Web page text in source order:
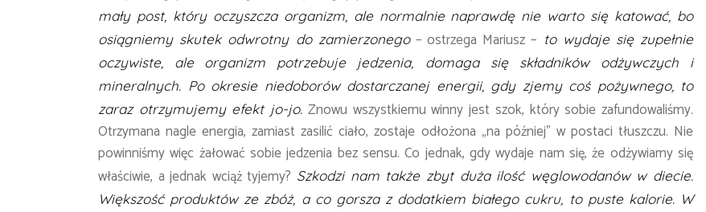
mały post, który oczyszcza organizm, ale normalnie naprawdę nie warto się katować, bo
osiągniemy skutek odwrotny do zamierzonego– ostrzega Mariusz – to wydaje się zupełnie
oczywiste, ale
organizm potrzebuje jedzenia, domaga się składników odżywczych i
mineralnych. Po okresie niedoborów dostarczanej energii, gdy zjemy coś pożywnego, to
zaraz otrzymujemy efekt jo-jo. Znowu wszystkiemu winny jest szok, który sobie zafundowaliśmy.
Otrzymana nagle energia, zamiast zasilić ciało, zostaje odłożona „na później” w postaci tłuszczu. Nie
powinniśmy więc żałować sobie jedzenia bez sensu. Co jednak, gdy wydaje nam się, że odżywiamy się
właściwie, a jednak wciąż tyjemy? Szkodzi nam także zbyt duża ilość węglowodanów w diecie.
Większość produktów ze zbóż, a co gorsza z dodatkiem białego cukru, to puste kalorie. W